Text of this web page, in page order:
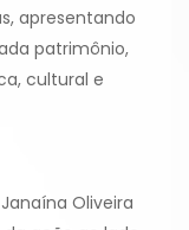
apresentando
patrimônio,
cultural e
Oliveira